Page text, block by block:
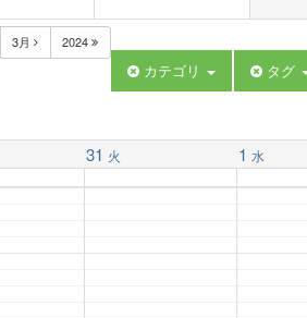
3月 2024
カテゴリ タグ
31 火 1 水